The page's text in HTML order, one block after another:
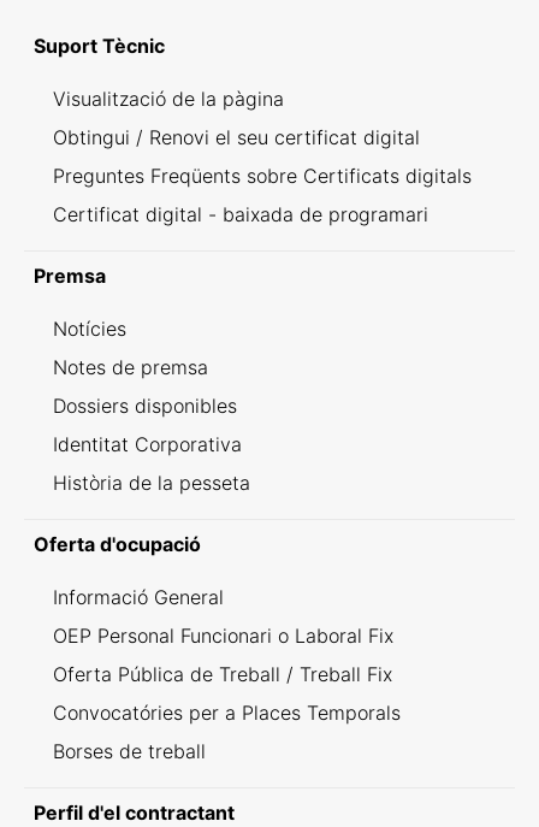
Suport Tècnic
Visualització de la pàgina
Obtingui / Renovi el seu certificat digital
Preguntes Freqüents sobre Certificats digitals
Certificat digital - baixada de programari
Premsa
Notícies
Notes de premsa
Dossiers disponibles
Identitat Corporativa
Història de la pesseta
Oferta d'ocupació
Informació General
OEP Personal Funcionari o Laboral Fix
Oferta Pública de Treball / Treball Fix
Convocatóries per a Places Temporals
Borses de treball
Perfil d'el contractant